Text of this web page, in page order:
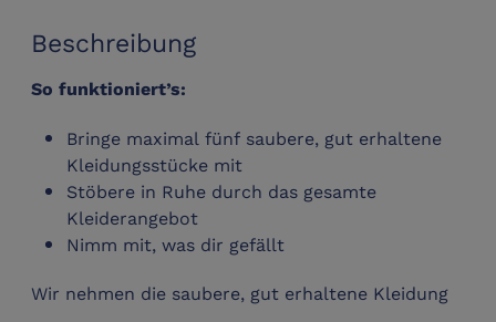
Beschreibung
So funktioniert’s:
Bringe maximal fünf saubere, gut erhaltene
Kleidungsstücke mit
Stöbere in Ruhe durch das gesamte
Kleiderangebot
Nimm mit, was dir gefällt
Wir nehmen die saubere, gut erhaltene Kleidung